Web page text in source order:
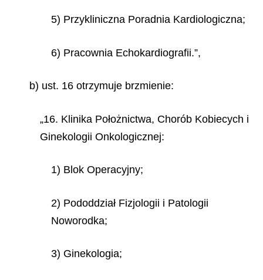
5) Przykliniczna Poradnia Kardiologiczna;
6) Pracownia Echokardiografii.”,
b) ust. 16 otrzymuje brzmienie:
„16. Klinika Położnictwa, Chorób Kobiecych i
Ginekologii Onkologicznej:
1) Blok Operacyjny;
2) Pododdział Fizjologii i Patologii
Noworodka;
3) Ginekologia;